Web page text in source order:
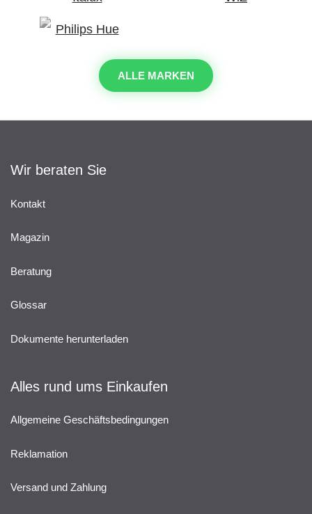
ALLE MARKEN
Wir beraten Sie
Kontakt
Magazin
Beratung
Glossar
Dokumente herunterladen
Alles rund ums Einkaufen
Allgemeine Geschäftsbedingungen
Reklamation
Versand und Zahlung